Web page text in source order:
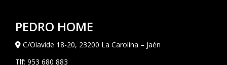
PEDRO HOME
C/Olavide 18-20, 23200 La Carolina – Jaén
Tlf: 953 680 883